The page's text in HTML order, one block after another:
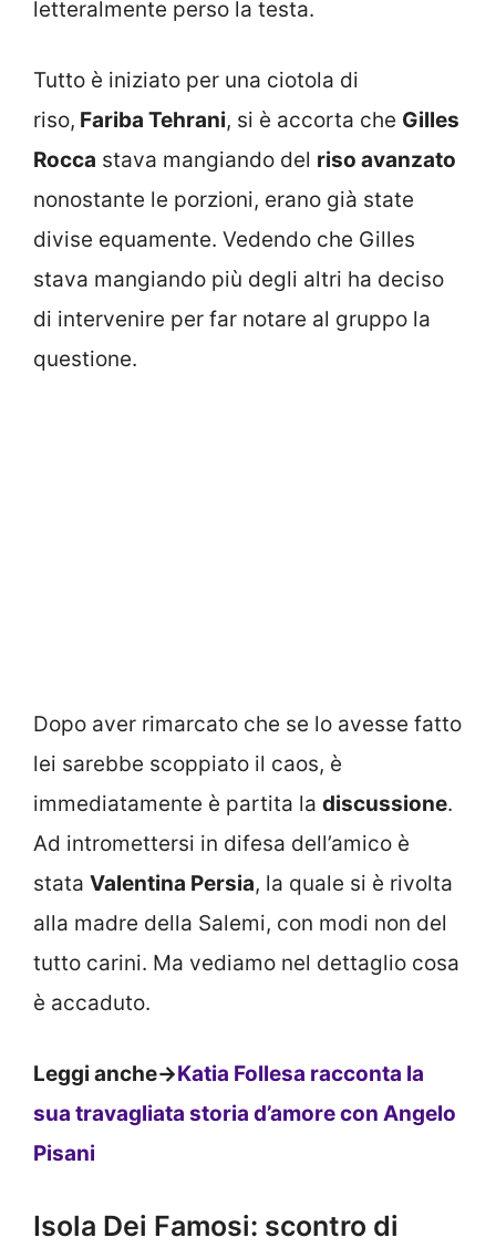
letteralmente perso la testa.
Tutto è iniziato per una ciotola di
riso, Fariba Tehrani, si è accorta che Gilles
Rocca stava mangiando del riso avanzato
nonostante le porzioni, erano già state
divise equamente. Vedendo che Gilles
stava mangiando più degli altri ha deciso
di intervenire per far notare al gruppo la
questione.
Dopo aver rimarcato che se lo avesse fatto
lei sarebbe scoppiato il caos, è
immediatamente è partita la discussione.
Ad intromettersi in difesa dell’amico è
stata Valentina Persia, la quale si è rivolta
alla madre della Salemi, con modi non del
tutto carini. Ma vediamo nel dettaglio cosa
è accaduto.
Leggi anche->Katia Follesa racconta la
sua travagliata storia d’amore con Angelo
Pisani
Isola Dei Famosi: scontro di